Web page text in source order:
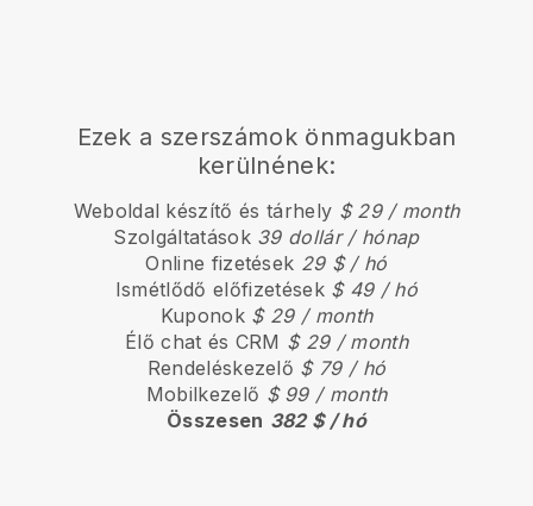
Ezek a szerszámok önmagukban
kerülnének:
Weboldal készítő és tárhely $ 29 / month
Szolgáltatások 39 dollár / hónap
Online fizetések 29 $ / hó
Ismétlődő előfizetések $ 49 / hó
Kuponok $ 29 / month
Élő chat és CRM $ 29 / month
Rendeléskezelő $ 79 / hó
Mobilkezelő $ 99 / month
Összesen 382 $ / hó